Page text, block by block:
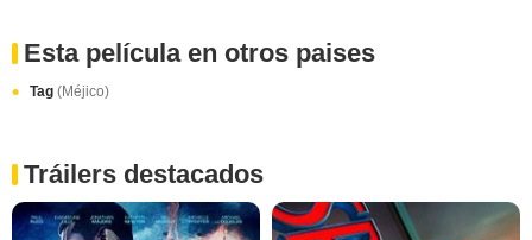
Esta película en otros paises
Tag (Méjico)
Tráilers destacados